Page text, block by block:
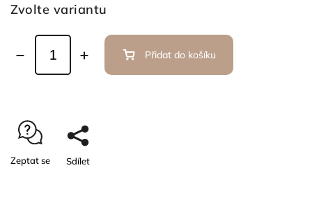
Zvolte variantu
Přidat do košíku
Zeptat se Sdílet